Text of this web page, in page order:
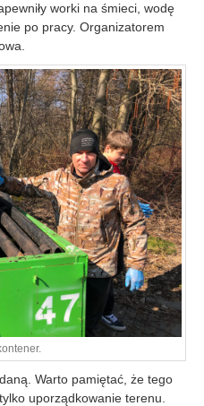
worki na śmieci, wodę
po pracy. Organizatorem
Warto pamiętać, że tego
uporządkowanie terenu.